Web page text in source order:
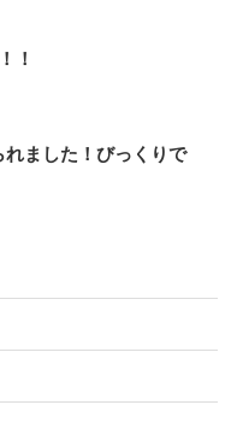
！
ました！びっくりで